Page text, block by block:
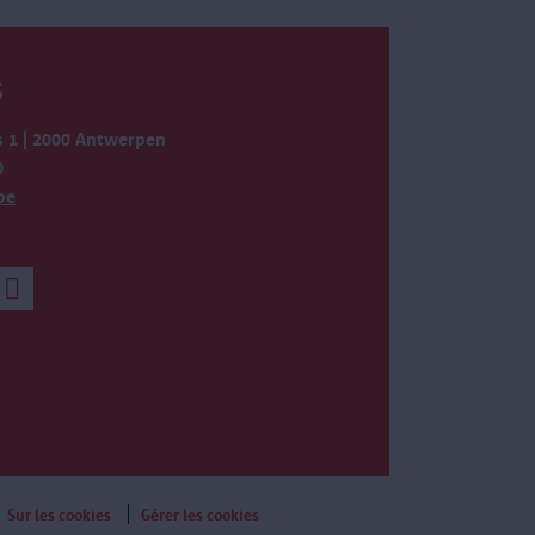
1 | 2000 Antwerpen
Sur les cookies Gérer les cookies